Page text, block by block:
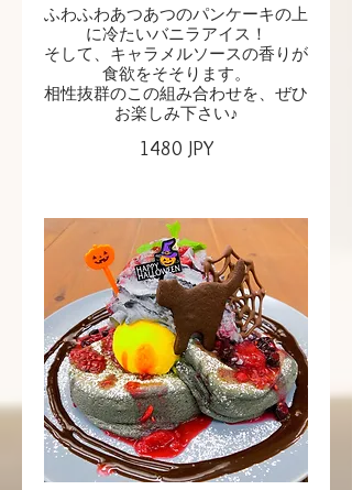
ふわふわあつあつのパンケーキの上
に冷たいバニラアイス！
そして、キャラメルソースの香りが
食欲をそそります。
相性抜群のこの組み合わせを、ぜひ
お楽しみ下さい♪
1480 JPY